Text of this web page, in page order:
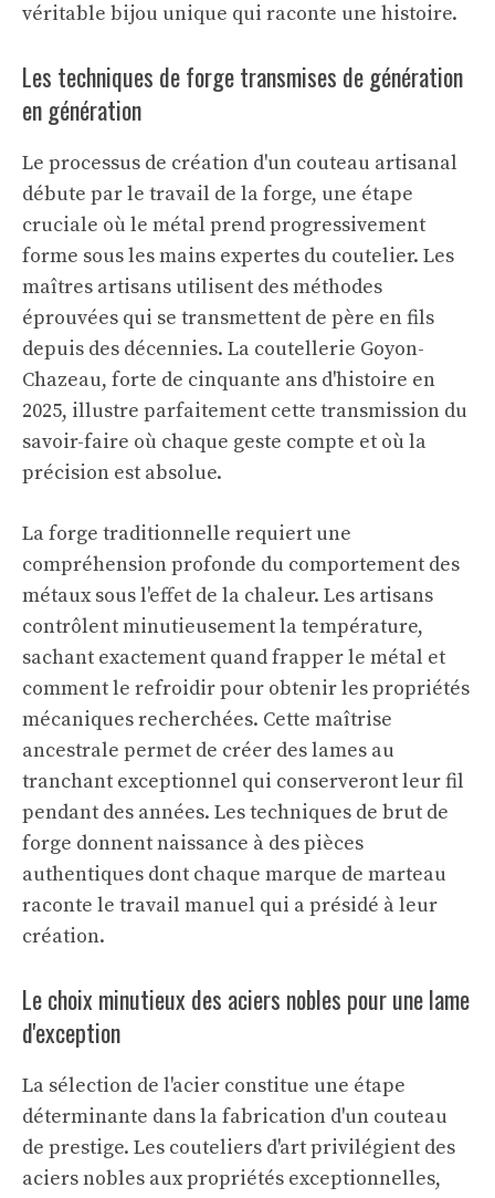
véritable bijou unique qui raconte une histoire.
Les techniques de forge transmises de génération
en génération
Le processus de création d'un couteau artisanal
débute par le travail de la forge, une étape
cruciale où le métal prend progressivement
forme sous les mains expertes du coutelier. Les
maîtres artisans utilisent des méthodes
éprouvées qui se transmettent de père en fils
depuis des décennies. La coutellerie Goyon-
Chazeau, forte de cinquante ans d'histoire en
2025, illustre parfaitement cette transmission du
savoir-faire où chaque geste compte et où la
précision est absolue.
La forge traditionnelle requiert une
compréhension profonde du comportement des
métaux sous l'effet de la chaleur. Les artisans
contrôlent minutieusement la température,
sachant exactement quand frapper le métal et
comment le refroidir pour obtenir les propriétés
mécaniques recherchées. Cette maîtrise
ancestrale permet de créer des lames au
tranchant exceptionnel qui conserveront leur fil
pendant des années. Les techniques de brut de
forge donnent naissance à des pièces
authentiques dont chaque marque de marteau
raconte le travail manuel qui a présidé à leur
création.
Le choix minutieux des aciers nobles pour une lame
d'exception
La sélection de l'acier constitue une étape
déterminante dans la fabrication d'un couteau
de prestige. Les couteliers d'art privilégient des
aciers nobles aux propriétés exceptionnelles,